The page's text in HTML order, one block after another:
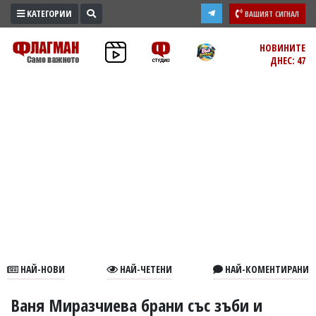
ПРОМО
ЗОНА
В
КАТЕГОРИИ ВАШИЯТ СИГНАЛ
НОВИНИТЕ
ДНЕС: 47
НАЙ-НОВИ НАЙ-ЧЕТЕНИ НАЙ-КОМЕНТИРАНИ
Ваня Миразчиева брани със зъби и